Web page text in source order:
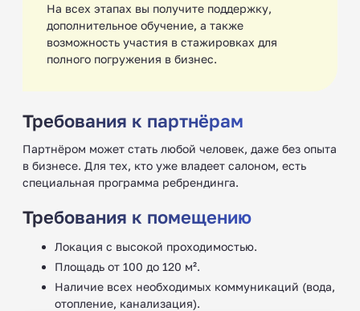
На всех этапах вы получите поддержку,
дополнительное обучение, а также
возможность участия в стажировках для
полного погружения в бизнес. ‍
Требования к партнёрам
Партнёром может стать любой человек, даже без опыта
в бизнесе. Для тех, кто уже владеет салоном, есть
специальная программа ребрендинга.
Требования к помещению
Локация с высокой проходимостью. ‍
Площадь от 100 до 120 м².
Наличие всех необходимых коммуникаций (вода,
отопление, канализация).